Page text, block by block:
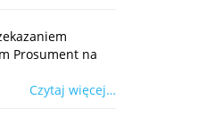
Prosument na
Czytaj więcej…